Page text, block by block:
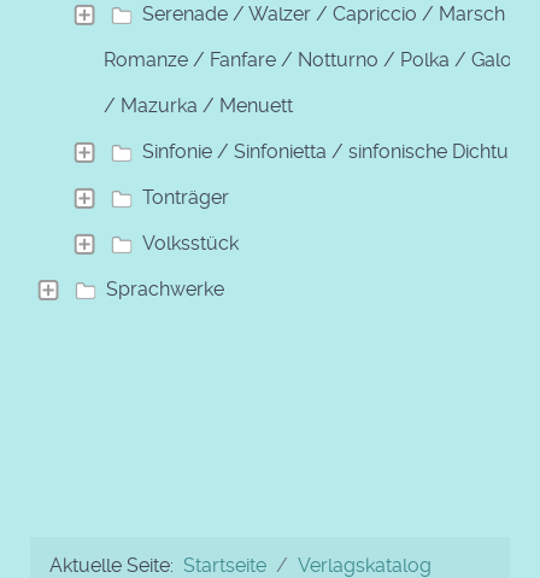
Serenade / Walzer / Capriccio / Marsch /
Romanze / Fanfare / Notturno / Polka / Galopp
/ Mazurka / Menuett
Sinfonie / Sinfonietta / sinfonische Dichtung
Tonträger
Volksstück
Sprachwerke
Aktuelle Seite: Startseite
Verlagskatalog